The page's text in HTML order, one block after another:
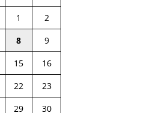
1
2
8
9
15
16
22
23
29
30